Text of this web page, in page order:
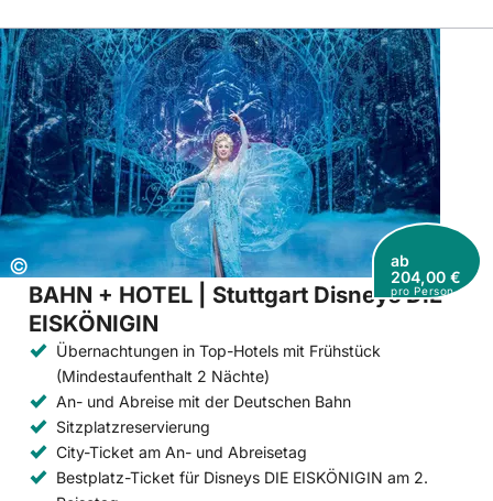
Copyright:
©
ab
204,00 €
pro Person
BAHN + HOTEL | Stuttgart Disneys DIE
EISKÖNIGIN
Übernachtungen in Top-Hotels mit Frühstück
(Mindestaufenthalt 2 Nächte)
An- und Abreise mit der Deutschen Bahn
Sitzplatzreservierung
City-Ticket am An- und Abreisetag
Bestplatz-Ticket für Disneys DIE EISKÖNIGIN am 2.